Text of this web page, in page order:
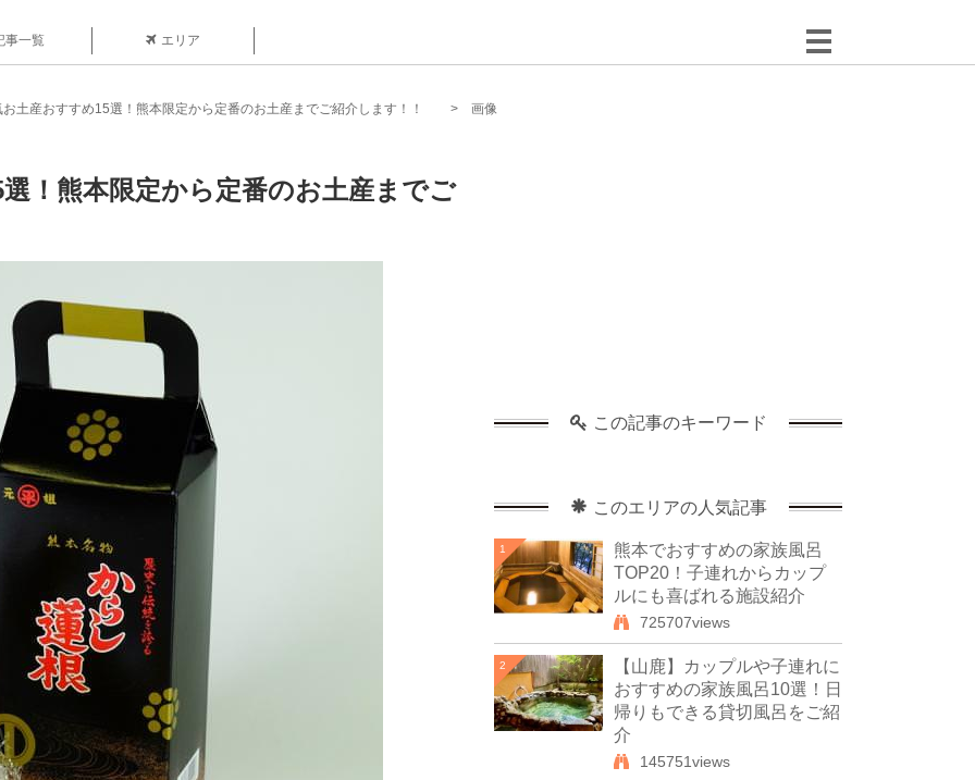
事一覧 エリア
土産おすすめ15選！熊本限定から定番のお土産までご紹介します！！ 画像
！熊本限定から定番のお土産までご
この記事のキーワード
このエリアの人気記事
1
熊本でおすすめの家族風呂
TOP20！子連れからカップ
ルにも喜ばれる施設紹介
725707views
2
【山鹿】カップルや子連れに
おすすめの家族風呂10選！日
帰りもできる貸切風呂をご紹
介
145751views